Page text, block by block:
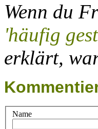
Wenn du
'häufig
erklärt,
Name